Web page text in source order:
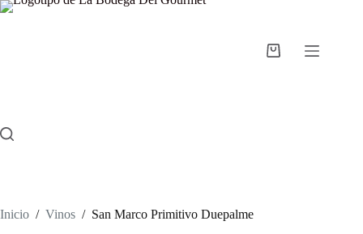
Saltar
Carro
Inicio / Vinos / San Marco Primitivo Duepalme